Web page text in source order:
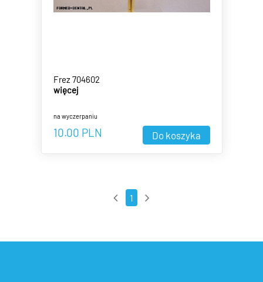
Frez 704602
więcej
na wyczerpaniu
10.00 PLN
1